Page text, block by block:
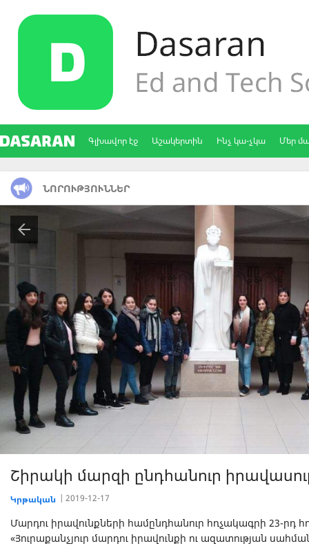
Գլխավոր էջ Աշակերտին Ինչ կա-չկա Մեր
ՆՈՐՈՒԹՅՈՒՆՆԵՐ
Շիրակի մարզի ընդհանուր
Կրթական 2019-12-17
Մարդու իրավունքների համընդհանուր հռչակագրի 23-րդ
«Յուրաքանչյուր մարդու իրավունքի ու ազատության